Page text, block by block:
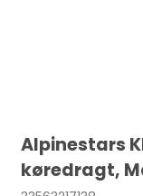
Alpinestars
køredragt,